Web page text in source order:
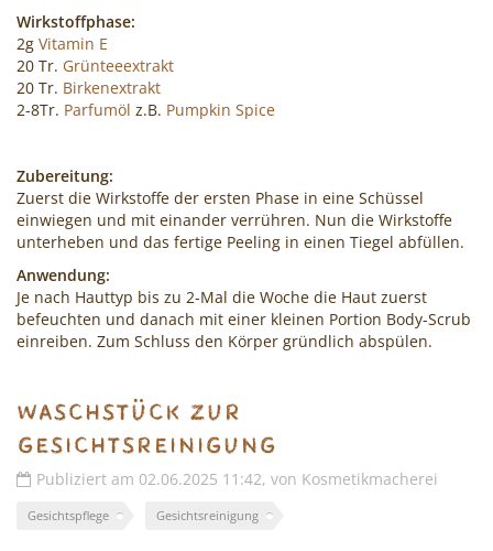
Wirkstoffphase:
2g Vitamin E
20 Tr. Grünteeextrakt
20 Tr. Birkenextrakt
2-8Tr. Parfumöl z.B. Pumpkin Spice
Zubereitung:
Zuerst die Wirkstoffe der ersten Phase in eine Schüssel
einwiegen und mit einander verrühren. Nun die Wirkstoffe
unterheben und das fertige Peeling in einen Tiegel abfüllen.
Anwendung:
Je nach Hauttyp bis zu 2-Mal die Woche die Haut zuerst
befeuchten und danach mit einer kleinen Portion Body-Scrub
einreiben. Zum Schluss den Körper gründlich abspülen.
Waschstück zur
Gesichtsreinigung
Publiziert am 02.06.2025 11:42, von Kosmetikmacherei
Gesichtspflege Gesichtsreinigung